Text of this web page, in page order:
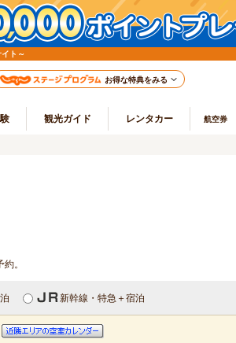
ト～
お得な特典をみる
観光ガイド レンタカー 航空券
。
新幹線・特急＋宿泊